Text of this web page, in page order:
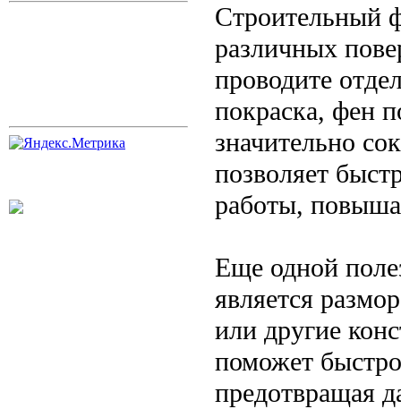
Строительный
различных
проводите
покраска, фен
значительно
позволяет
работы,
Еще одной
является
или другие
поможет
предотвращая